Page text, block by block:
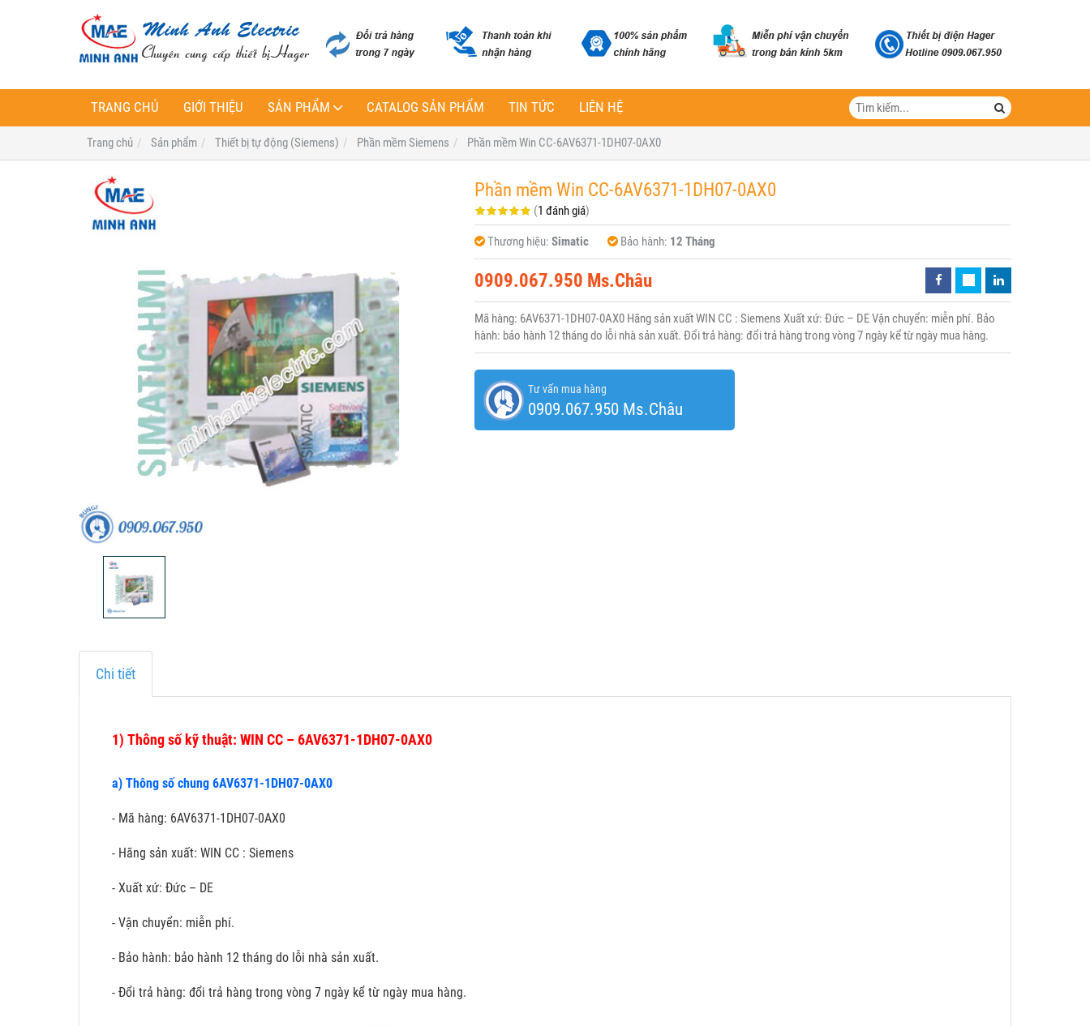
TRANG CHỦ GIỚI THIỆU SẢN PHẨM CATALOG SẢN PHẨM TIN TỨC LIÊN HỆ
Trang chủ Sản phẩm Thiết bị tự động (Siemens) Phần mềm Siemens Phần mềm Win CC-6AV6371-1DH07-0AX0
Phần mềm Win CC-6AV6371-1DH07-0AX0
(1 đánh giá)
Thương hiệu: Simatic Bảo hành: 12 Tháng
0909.067.950 Ms.Châu
Mã hàng: 6AV6371-1DH07-0AX0 Hãng sản xuất WIN CC : Siemens Xuất xứ: Đức – DE Vận chuyển: miễn phí. Bảo
hành: bảo hành 12 tháng do lỗi nhà sản xuất. Đổi trả hàng: đổi trả hàng trong vòng 7 ngày kể từ ngày mua hàng.
Tư vấn mua hàng
0909.067.950 Ms.Châu
Chi tiết
1) Thông số kỹ thuật: WIN CC – 6AV6371-1DH07-0AX0
a) Thông số chung 6AV6371-1DH07-0AX0
- Mã hàng: 6AV6371-1DH07-0AX0
- Hãng sản xuất: WIN CC : Siemens
- Xuất xứ: Đức – DE
- Vận chuyển: miễn phí.
- Bảo hành: bảo hành 12 tháng do lỗi nhà sản xuất.
- Đổi trả hàng: đổi trả hàng trong vòng 7 ngày kể từ ngày mua hàng.